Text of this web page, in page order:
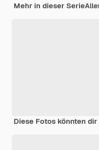
Mehr in dieser Serie
Diese Fotos könnten